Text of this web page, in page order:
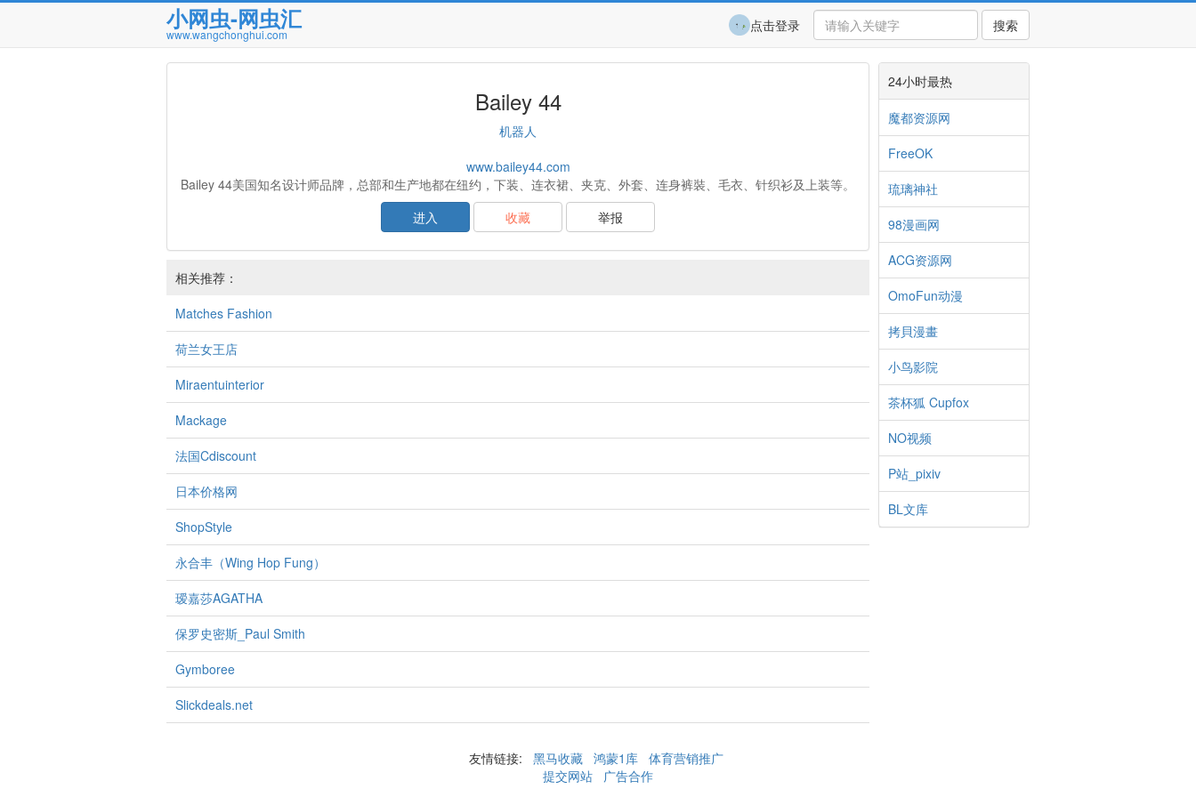
小网虫-网虫汇
www.wangchonghui.com 搜索
点击登录
Bailey 44
机器人
www.bailey44.com
Bailey 44美国知名设计师品牌，总部和生产地都在纽约，下装、连衣裙、夹克、外套、连身裤裝、毛衣、针织衫及上装等。
进入
收藏 举报
相关推荐：
Matches Fashion
荷兰女王店
Miraentuinterior
Mackage
法国Cdiscount
日本价格网
ShopStyle
永合丰（Wing Hop Fung）
瑷嘉莎AGATHA
保罗史密斯_Paul Smith
Gymboree
Slickdeals.net
24小时最热
魔都资源网
FreeOK
琉璃神社
98漫画网
ACG资源网
OmoFun动漫
拷貝漫畫
小鸟影院
茶杯狐 Cupfox
NO视频
P站_pixiv
BL文库
友情链接: 黑马收藏 鸿蒙1库 体育营销推广
提交网站
广告合作